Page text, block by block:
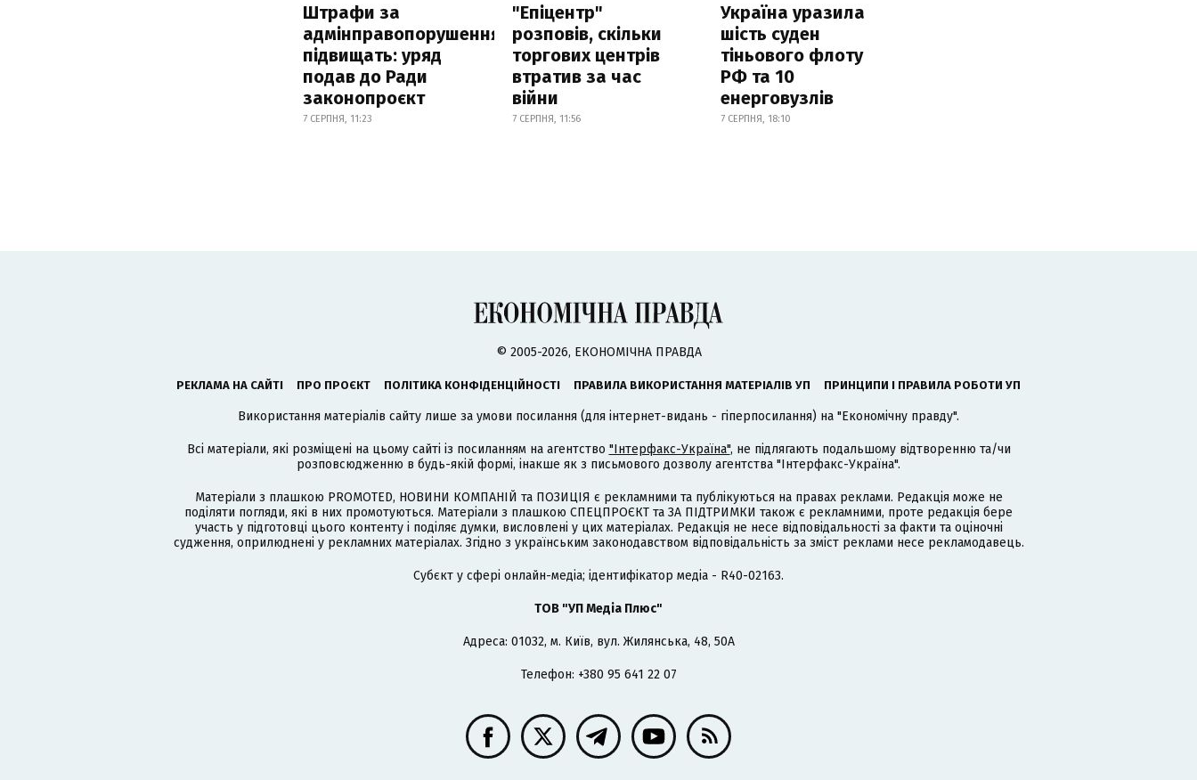
Штрафи за
адмінправопорушення
підвищать: уряд
подав до Ради
законопроєкт
7 СЕРПНЯ, 11:23
"Епіцентр"
розповів, скільки
торгових центрів
втратив за час
війни
7 СЕРПНЯ, 11:56
Україна уразила
шість суден
тіньового флоту
РФ та 10
енерговузлів
7 СЕРПНЯ, 18:10
© 2005-2026, ЕКОНОМІЧНА ПРАВДА
РЕКЛАМА НА САЙТІ ПРО ПРОЄКТ ПОЛІТИКА КОНФІДЕНЦІЙНОСТІ ПРАВИЛА ВИКОРИСТАННЯ МАТЕРІАЛІВ УП ПРИНЦИПИ І ПРАВИЛА РОБОТИ УП
Використання матеріалів сайту лише за умови посилання (для інтернет-видань - гіперпосилання) на "Економічну правду".
Всі матеріали, які розміщені на цьому сайті із посиланням на агентство "Інтерфакс-Україна", не підлягають подальшому відтворенню та/чи
розповсюдженню в будь-якій формі, інакше як з письмового дозволу агентства "Інтерфакс-Україна".
Матеріали з плашкою PROMOTED, НОВИНИ КОМПАНІЙ та ПОЗИЦІЯ є рекламними та публікуються на правах реклами. Редакція може не
поділяти погляди, які в них промотуються. Матеріали з плашкою СПЕЦПРОЄКТ та ЗА ПІДТРИМКИ також є рекламними, проте редакція бере
участь у підготовці цього контенту і поділяє думки, висловлені у цих матеріалах. Редакція не несе відповідальності за факти та оціночні
судження, оприлюднені у рекламних матеріалах. Згідно з українським законодавством відповідальність за зміст реклами несе рекламодавець.
Cубєкт у сфері онлайн-медіа; ідентифікатор медіа - R40-02163.
ТОВ "УП Медіа Плюс"
Адреса: 01032, м. Київ, вул. Жилянська, 48, 50А
Телефон: +380 95 641 22 07